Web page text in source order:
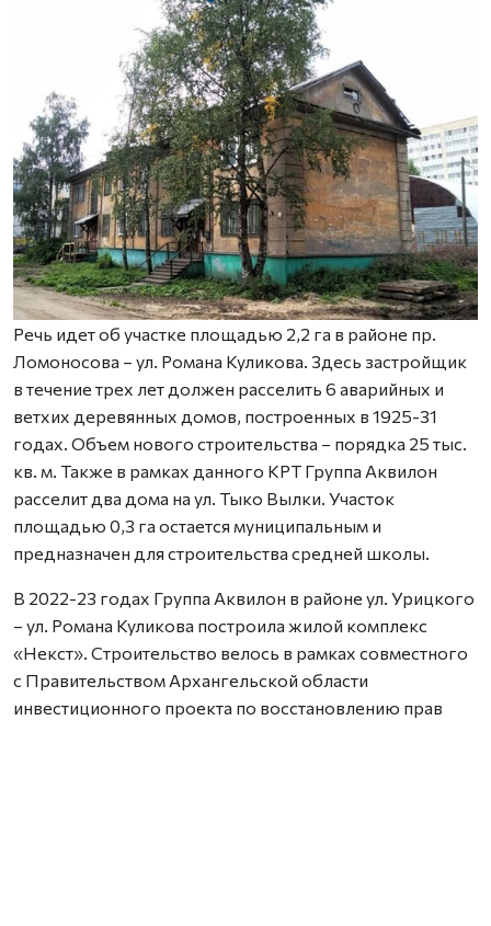
Речь идет об участке площадью 2,2 га в районе пр.
Ломоносова – ул. Романа Куликова. Здесь застройщик
в течение трех лет должен расселить 6 аварийных и
ветхих деревянных домов, построенных в 1925-31
годах. Объем нового строительства – порядка 25 тыс.
кв. м. Также в рамках данного КРТ Группа Аквилон
расселит два дома на ул. Тыко Вылки. Участок
площадью 0,3 га остается муниципальным и
предназначен для строительства средней школы.
В 2022-23 годах Группа Аквилон в районе ул. Урицкого
– ул. Романа Куликова построила жилой комплекс
«Некст». Строительство велось в рамках совместного
с Правительством Архангельской области
инвестиционного проекта по восстановлению прав